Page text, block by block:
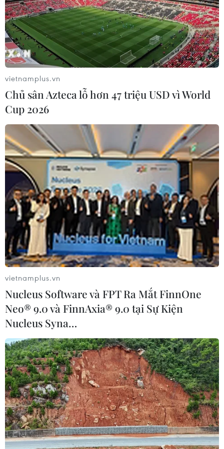
Hải Dương: Nhiều trường hợp F1 hết thời
hạn cách ly, về nhà đón Tết
14/02/2021 01:27
Đặc biệt, đợt này 75 học sinh tại Trường Mầm non xã
Bạch Đằng đã đủ điều kiện và được công bố dỡ bỏ
cách ly y tế từ 13 giờ ngày 13/2 và cùng người chăm sóc
được về nhà đón Tết.
Tạm giữ 34 thanh niên vượt chốt kiểm
vietnamplus.vn
Chủ sân Azteca lỗ hơn 47 triệu USD vì World
Cup 2026
vietnamplus.vn
Nucleus Software và FPT Ra Mắt FinnOne
Neo® 9.0 và FinnAxia® 9.0 tại Sự Kiện
Nucleus Syna…